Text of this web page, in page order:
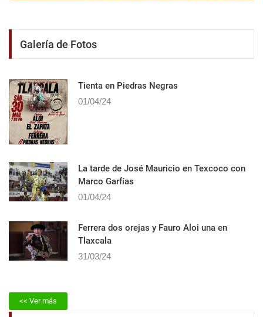
Galería de Fotos
Tienta en Piedras Negras
01/04/24
La tarde de José Mauricio en Texcoco con
Marco Garfías
01/04/24
Ferrera dos orejas y Fauro Aloi una en
Tlaxcala
31/03/24
<< Ver más